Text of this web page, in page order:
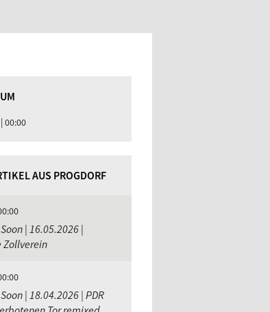
00:00
AUS PROGDORF
| 16.05.2026 |
Zollverein
| 18.04.2026 | PDR